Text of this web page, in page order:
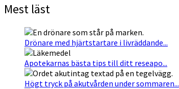
Mest läst
Drönare med hjärtstartare i livräddande...
Apotekarnas bästa tips till ditt reseapo...
Högt tryck på akutvården under sommaren...